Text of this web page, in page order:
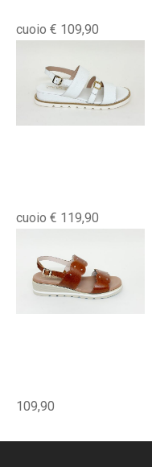
cuoio € 109,90
cuoio € 119,90
109,90